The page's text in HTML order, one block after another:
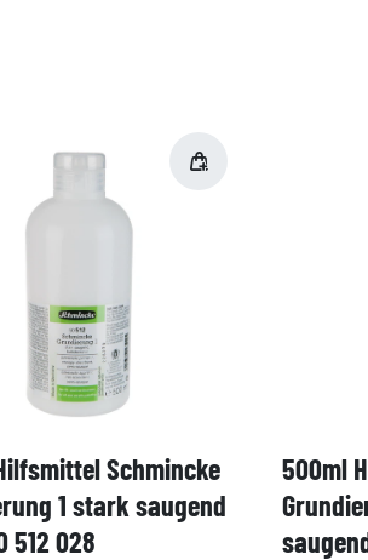
Schmincke
1 stark saugend
512 028
500ml